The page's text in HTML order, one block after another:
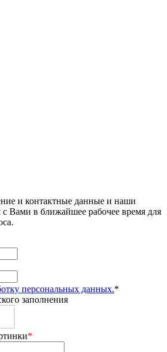
и контактные данные и наши
с Вами в ближайшее рабочее время для
персональных данных.*
заполнения
*